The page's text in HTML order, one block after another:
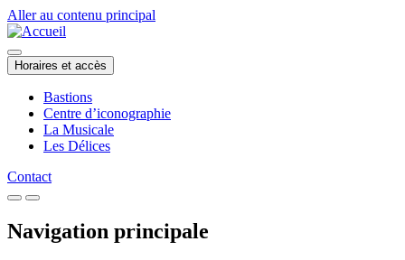
Aller au contenu principal
Horaires et accès
Bastions
Centre d’iconographie
La Musicale
Les Délices
Contact
Navigation principale